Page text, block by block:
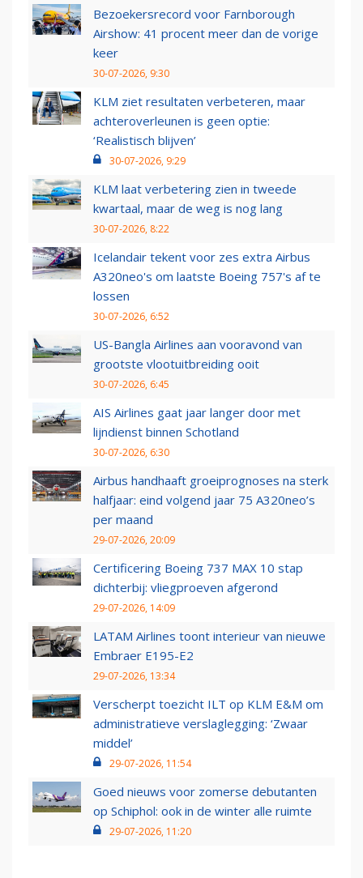
Bezoekersrecord voor Farnborough
Airshow: 41 procent meer dan de vorige
keer
30-07-2026, 9:30
KLM ziet resultaten verbeteren, maar
achteroverleunen is geen optie:
‘Realistisch blijven’
30-07-2026, 9:29
KLM laat verbetering zien in tweede
kwartaal, maar de weg is nog lang
30-07-2026, 8:22
Icelandair tekent voor zes extra Airbus
A320neo's om laatste Boeing 757's af te
lossen
30-07-2026, 6:52
US-Bangla Airlines aan vooravond van
grootste vlootuitbreiding ooit
30-07-2026, 6:45
AIS Airlines gaat jaar langer door met
lijndienst binnen Schotland
30-07-2026, 6:30
Airbus handhaaft groeiprognoses na sterk
halfjaar: eind volgend jaar 75 A320neo’s
per maand
29-07-2026, 20:09
Certificering Boeing 737 MAX 10 stap
dichterbij: vliegproeven afgerond
29-07-2026, 14:09
LATAM Airlines toont interieur van nieuwe
Embraer E195-E2
29-07-2026, 13:34
Verscherpt toezicht ILT op KLM E&M om
administratieve verslaglegging: ‘Zwaar
middel’
29-07-2026, 11:54
Goed nieuws voor zomerse debutanten
op Schiphol: ook in de winter alle ruimte
29-07-2026, 11:20